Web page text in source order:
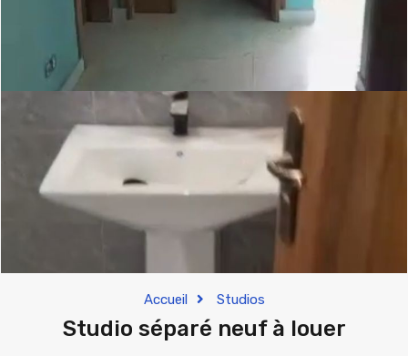
Accueil Studios
Studio séparé neuf à louer